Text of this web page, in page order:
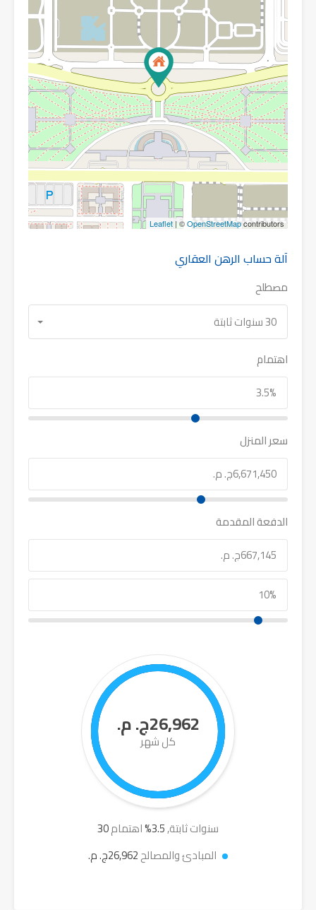
Leaflet | ©OpenStreetMapcontributors
آلة حساب الرهن العقاري
مصطلح
30 سنوات ثابتة
اهتمام
سعر المنزل
الدفعة المقدمة
26,962ج. م.
كل شهر
30 سنوات ثابتة,3.5
%اهتمام
المبادئ والمصالح26,962ج. م.